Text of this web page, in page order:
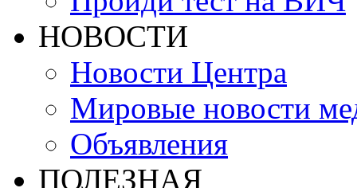
НОВОСТИ
Новости Центра
Мировые новости
Объявления
ПОЛЕЗНАЯ